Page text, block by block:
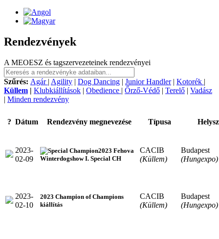
Rendezvények
A MEOESZ és tagszervezeteinek rendezvényei
Szűrés: Agár | Agility | Dog Dancing | Junior Handler| Kotorék |
Küllem | Klubkiállítások | Obedience | Őrző-Védő | Terelő | Vadász
| Minden rendezvény
? Dátum Rendezvény megnevezése Típusa
2023-
02-09
2023 Fehova
Winterdogshow I. Special CH
CACIB
(Küllem)
Budapest
(Hungexpo)
2023-
02-10
2023 Champion of Champions
kiállítás
CACIB
(Küllem)
Budapest
(Hungexpo)